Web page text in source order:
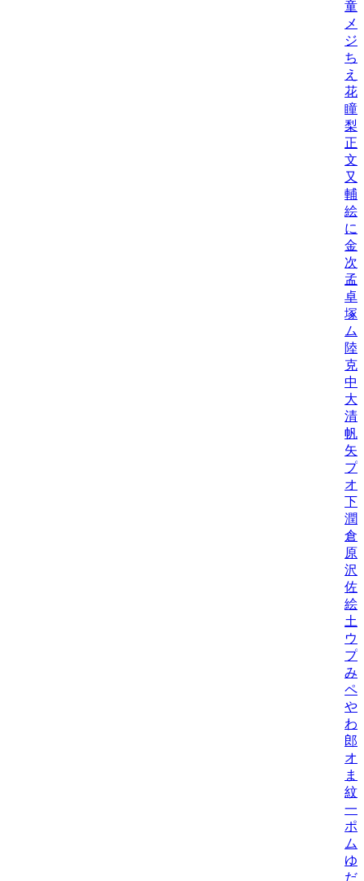
童
メ
ジ
ち
え
花
瞳/
梨
正
文
又
輔/
絵
に
金
次/
孟
卓
塚
ム
陸
克
中
大
清
帆/
矢
プ
オ
下
潤/
倉
原
沢
佐
絵/
土
ウ
プ
み/
ペ/
や
わ
郎
オ
ま
紋/
一
ポ
ム
ゆ
だ